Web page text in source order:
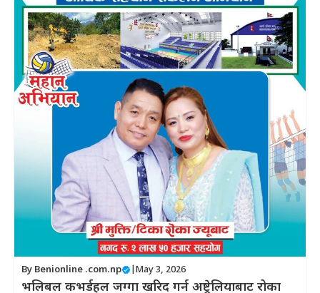
By Benionline .com.np May 3, 2026
भलिबल कभर्डहल जग्गा खरिद गर्न अष्ट्रेलियाबाट रोका